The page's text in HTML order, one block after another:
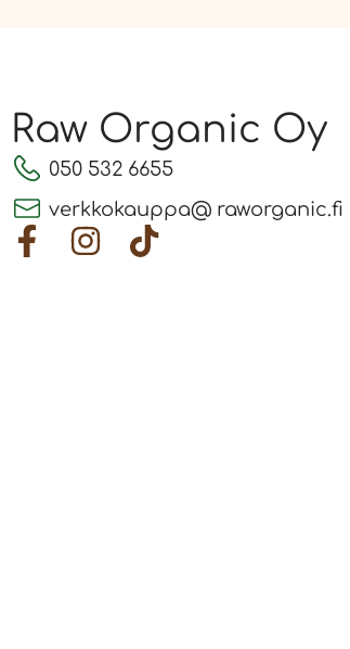
Raw Organic Oy
050 532 6655
verkkokauppa@ raworganic.fi